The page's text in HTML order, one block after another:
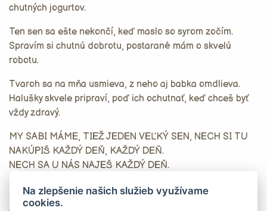
chutných jogurtov.
Ten sen sa ešte nekončí, keď maslo so syrom zočím.
Spravím si chutnú dobrotu, postarané mám o skvelú
robotu.
Tvaroh sa na mňa usmieva, z neho aj babka omdlieva.
Halušky skvele pripraví, poď ich ochutnať, keď chceš byť
vždy zdravý.
MY SABI MÁME, TIEŽ JEDEN VEĽKÝ SEN, NECH SI TU
NAKÚPIŠ KAŽDÝ DEŇ, KAŽDÝ DEŇ.
NECH SA U NÁS NAJEŠ KAŽDÝ DEŇ.
Na zlepšenie našich služieb využívame
cookies.